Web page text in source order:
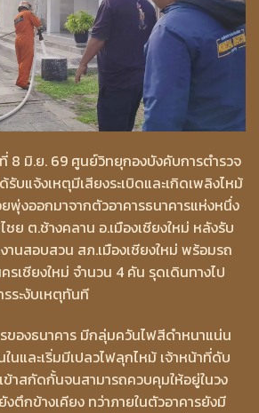
8 มิ.ย. 69 ศูนย์วิทยุกองบังคับการตำรวจ
รับแจ้งเหตุมีเสียงระเบิดและเกิดเพลิงไหม้
งออกมาจากตัวอาคารธนาคารแห่งหนึ่ง
ย ต.ช้างคลาน อ.เมืองเชียงใหม่ หลังรับ
านสอบสวน สภ.เมืองเชียงใหม่ พร้อมรถ
เชียงใหม่ จำนวน 4 คัน รุดเดินทางไป
ระงับเหตุทันที
ของธนาคาร มีกลุ่มควันไฟสีดำหนาแน่น
และเริ่มมีเปลวไฟลุกไหม้ เจ้าหน้าที่ดับ
ข้าสกัดกั้นจนสามารถควบคุมให้อยู่ในวง
ตึกข้างเคียง ทว่าภายในตัวอาคารยังมี